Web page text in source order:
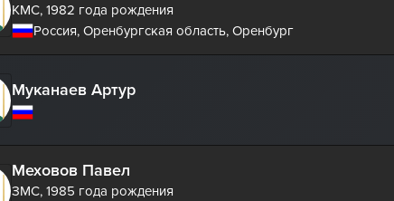
КМС, 1982 года рождения
Россия, Оренбургская область, Оренбург
Муканаев Артур
Меховов Павел
ЗМС, 1985 года рождения